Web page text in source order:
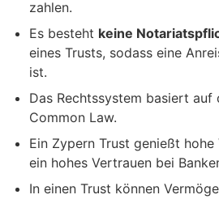
zahlen.
Es besteht keine
eines Trusts, sodass eine
ist.
Das Rechtssystem basiert auf
Common Law.
Ein Zypern Trust genießt
ein hohes Vertrauen bei
In einen Trust können